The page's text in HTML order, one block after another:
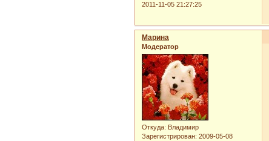
2011-11-05 21:27:25
Марина
Модератор
Откуда: Владимир
Зарегистрирован: 2009-05-08